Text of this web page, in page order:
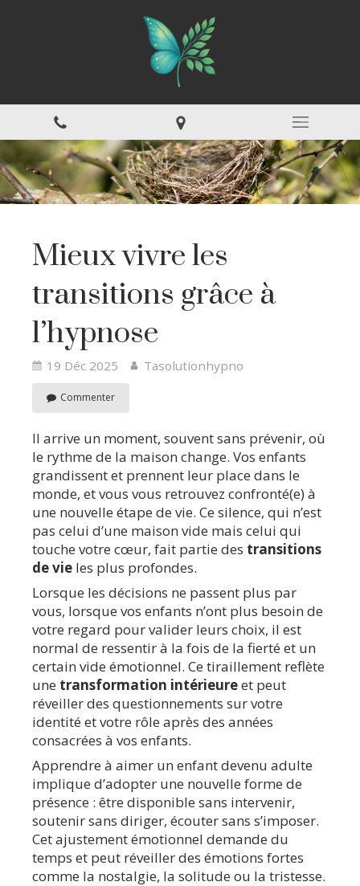
Mieux vivre les
transitions grâce à
l’hypnose
19 Déc 2025 Tasolutionhypno
Commenter
Il arrive un moment, souvent sans prévenir, où
le rythme de la maison change. Vos enfants
grandissent et prennent leur place dans le
monde, et vous vous retrouvez confronté(e) à
une nouvelle étape de vie. Ce silence, qui n’est
pas celui d’une maison vide mais celui qui
touche votre cœur, fait partie des transitions
de vie les plus profondes.
Lorsque les décisions ne passent plus par
vous, lorsque vos enfants n’ont plus besoin de
votre regard pour valider leurs choix, il est
normal de ressentir à la fois de la fierté et un
certain vide émotionnel. Ce tiraillement reflète
une transformation intérieureet peut
réveiller des questionnements sur votre
identité et votre rôle après des années
consacrées à vos enfants.
Apprendre à aimer un enfant devenu adulte
implique d’adopter une nouvelle forme de
présence : être disponible sans intervenir,
soutenir sans diriger, écouter sans s’imposer.
Cet ajustement émotionnel demande du
temps et peut réveiller des émotions fortes
comme la nostalgie, la solitude ou la tristesse.